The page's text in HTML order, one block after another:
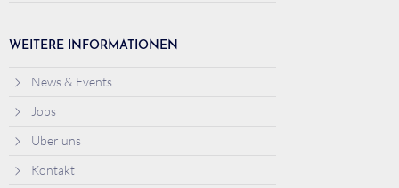
WEITERE INFORMATIONEN
News & Events
Jobs
Über uns
Kontakt